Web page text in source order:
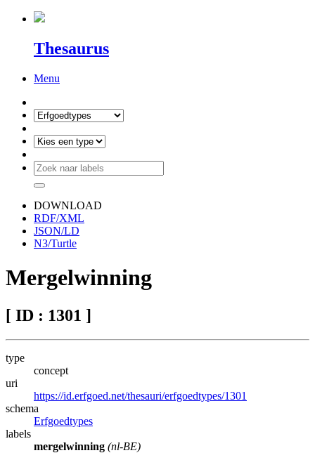
Thesaurus
Menu
DOWNLOAD
RDF/XML
JSON/LD
N3/Turtle
Mergelwinning
[ ID : 1301 ]
type
concept
uri
https://id.erfgoed.net/thesauri/erfgoedtypes/1301
schema
Erfgoedtypes
labels
mergelwinning (nl-BE)